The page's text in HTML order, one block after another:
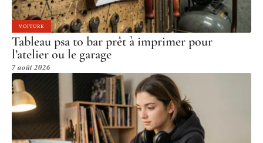
VOITURE
Tableau psa to bar prêt à imprimer pour
l’atelier ou le garage
7 août 2026